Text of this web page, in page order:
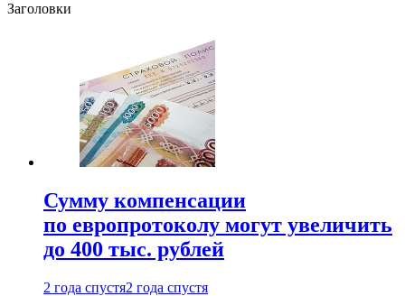
Заголовки
Сумму компенсации
по европротоколу могут увеличить
до 400 тыс. рублей
2 года спустя2 года спустя